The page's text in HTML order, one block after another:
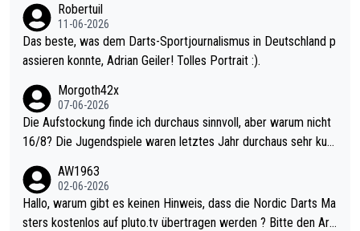
Robertuil
11-06-2026
Das beste, was dem Darts-Sportjournalismus in Deutschland p
assieren konnte, Adrian Geiler! Tolles Portrait :).
Morgoth42x
07-06-2026
Die Aufstockung finde ich durchaus sinnvoll, aber warum nicht
16/8? Die Jugendspiele waren letztes Jahr durchaus sehr kurz
Allerdings ist Mitchell Lawrie als Nummer 1 der Welt eh qualifi
ziert. Somit ändert die automatische Qualifikation des Weltmei
sters erstmal nichts. Ich denke sie wollen damit für nächstes J
AW1963
02-06-2026
Hallo, warum gibt es keinen Hinweis, dass die Nordic Darts Ma
sters kostenlos auf pluto.tv übertragen werden ? Bitte den Arti